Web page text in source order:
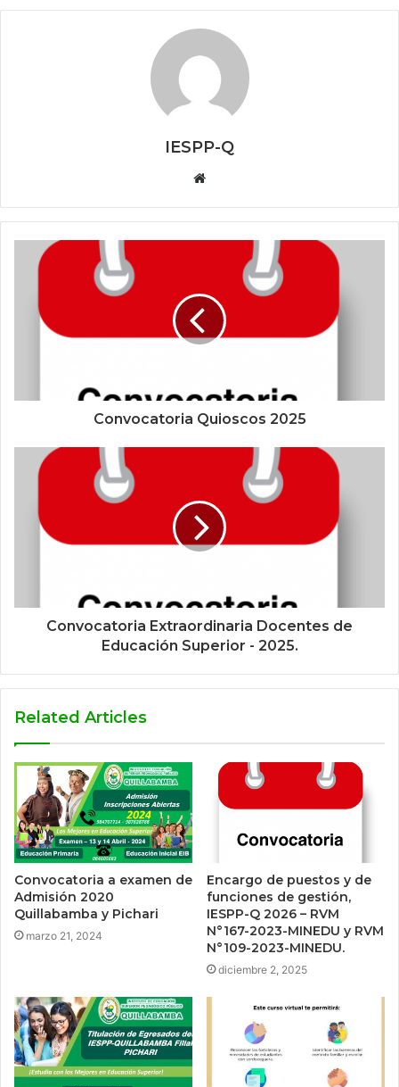
IESPP-Q
Website
Convocatoria Quioscos 2025
Convocatoria Extraordinaria Docentes de
Educación Superior - 2025.
Related Articles
Convocatoria a examen de
Admisión 2020
Quillabamba y Pichari
marzo 21, 2024
Encargo de puestos y de
funciones de gestión,
IESPP-Q 2026 – RVM
N°167-2023-MINEDU y RVM
N°109-2023-MINEDU.
diciembre 2, 2025